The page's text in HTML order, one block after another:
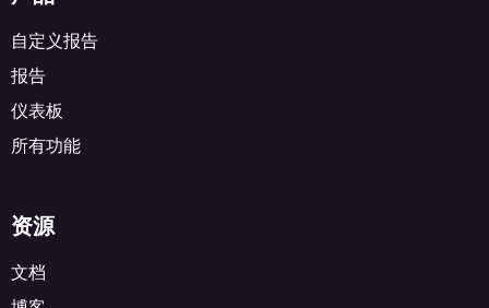
自定义报告
报告
仪表板
所有功能
资源
文档